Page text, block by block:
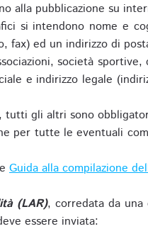
alla pubblicazione su
si intendono nome e
fax) ed un indirizzo di
società
e indirizzo legale
tutti gli altri sono
per tutte le eventuali
Guida alla compilazione
(LAR), corredata da una
essere inviata: